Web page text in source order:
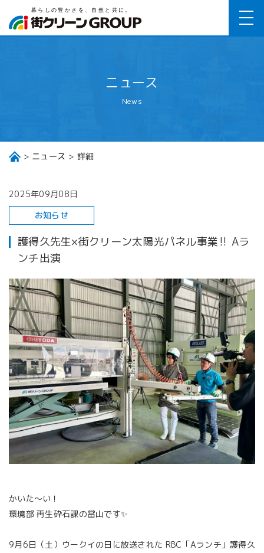
ニュース
News
ニュース 詳細
2025年09月08日
お知らせ
護得久先生×街クリーン太陽光パネル事業‼ Aラ
ンチ出演
かいた～い！
環境部 再生砕石課の當山です✨
9月6日（土）ウークイの日に放送された RBC「Aランチ」護得久